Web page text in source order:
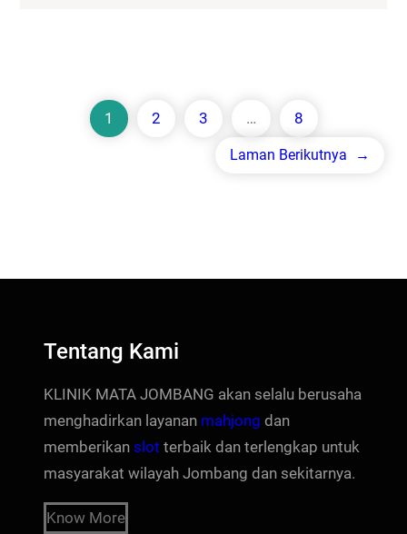
1 2 3 … 8
Laman Berikutnya →
Tentang Kami
KLINIK MATA JOMBANG akan selalu berusaha
menghadirkan layanan mahjong dan
memberikan slot terbaik dan terlengkap untuk
masyarakat wilayah Jombang dan sekitarnya.
Know More